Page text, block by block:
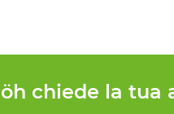
chiede la tua